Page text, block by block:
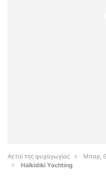
Αετοί της ψυχαγωγίας
Μπαρ,
Halkidiki Yachting